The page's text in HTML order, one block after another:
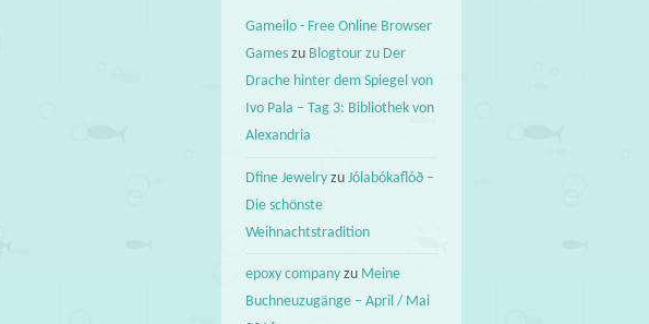
Gameilo - Free Online Browser
Games zu Blogtour zu Der
Drache hinter dem Spiegel von
Ivo Pala – Tag 3: Bibliothek von
Alexandria
Dfine Jewelry zuJólabókaflóð –
Die schönste
Weihnachtstradition
epoxy company zu Meine
Buchneuzugänge – April / Mai